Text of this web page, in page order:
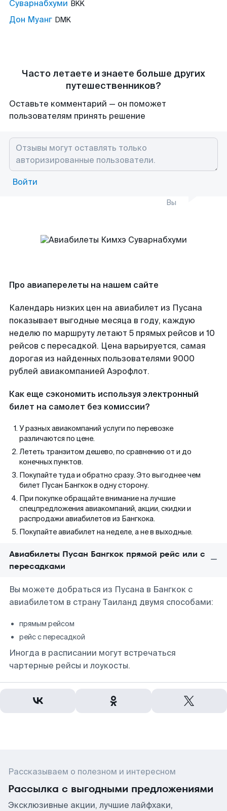
Суварнабхуми BKK
Дон Муанг DMK
Часто летаете и знаете больше других
путешественников?
Оставьте комментарий — он поможет
пользователям принять решение
Войти
Вы
Про авиаперелеты на нашем сайте
Календарь низких цен на авиабилет из Пусана
показывает выгодные месяца в году, каждую
неделю по маршруту летают 5 прямых рейсов и 10
рейсов с пересадкой. Цена варьируется, самая
дорогая из найденных пользователями 9000
рублей авиакомпанией Аэрофлот.
Как еще сэкономить используя электронный
билет на самолет без комиссии?
У разных авиакомпаний услуги по перевозке
различаются по цене.
Лететь транзитом дешево, по сравнению от и до
конечных пунктов.
Покупайте туда и обратно сразу. Это выгоднее чем
билет Пусан Бангкок в одну сторону.
При покупке обращайте внимание на лучшие
спецпредложения авиакомпаний, акции, скидки и
распродажи авиабилетов из Бангкока.
Покупайте авиабилет на неделе, а не в выходные.
Авиабилеты Пусан Бангкок прямой рейс или с
пересадками
Вы можете добраться из Пусана в Бангкок с
авиабилетом в страну Таиланд двумя способами:
прямым рейсом
рейс с пересадкой
Иногда в расписании могут встречаться
чартерные рейсы и лоукосты.
Рассказываем о полезном и интересном
Рассылка с выгодными предложениями
Эксклюзивные акции, лучшие лайфхаки,